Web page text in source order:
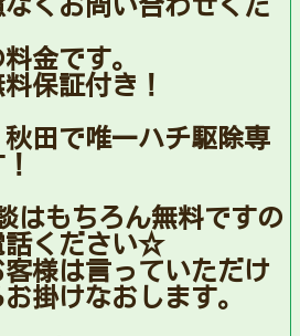
くお問い合わせくだ
金です。
保証付き！
田で唯一ハチ駆除専
はもちろん無料ですの
話ください☆
様は言っていただけ
掛けなおします。